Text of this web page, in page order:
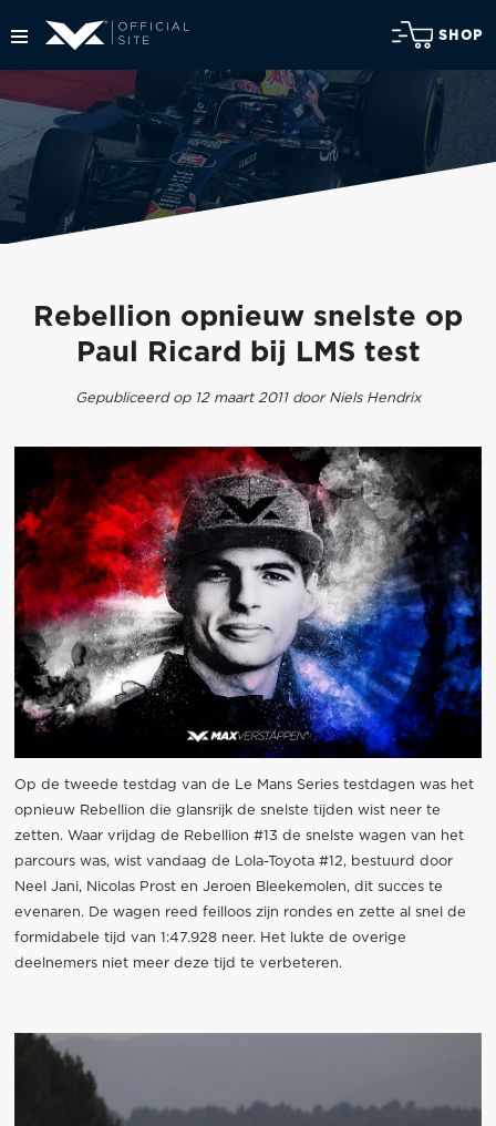
SHOP
Rebellion opnieuw snelste op
Paul Ricard bij LMS test
Gepubliceerd op 12 maart 2011 door Niels Hendrix
Op de tweede testdag van de Le Mans Series testdagen was het
opnieuw Rebellion die glansrijk de snelste tijden wist neer te
zetten. Waar vrijdag de Rebellion #13 de snelste wagen van het
parcours was, wist vandaag de Lola-Toyota #12, bestuurd door
Neel Jani, Nicolas Prost en Jeroen Bleekemolen, dit succes te
evenaren. De wagen reed feilloos zijn rondes en zette al snel de
formidabele tijd van 1:47.928 neer. Het lukte de overige
deelnemers niet meer deze tijd te verbeteren.